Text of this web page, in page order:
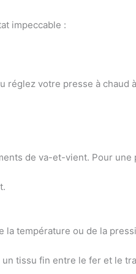
impeccable :
réglez votre presse à chaud
de va-et-vient. Pour une
la température ou de la
tissu fin entre le fer et le